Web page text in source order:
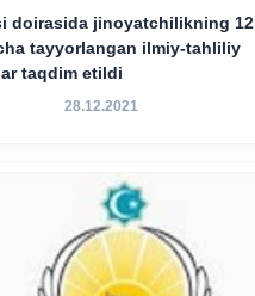
doirasida jinoyatchilikning 12
tayyorlangan ilmiy-tahliliy
taqdim etildi
28.12.2021